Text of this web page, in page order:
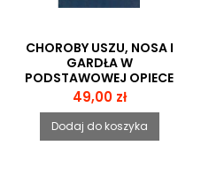
CHOROBY USZU, NOSA I
GARDŁA W
PODSTAWOWEJ OPIECE
ZDROWOTNEJ
Cena
49,00 zł
Dodaj do koszyka